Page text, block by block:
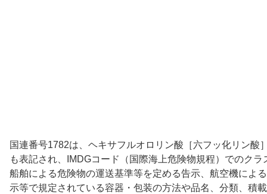
国連番号1782は、ヘキサフルオロリン酸［六フッ化リン酸
も表記され、IMDGコード（国際海上危険物規程）でのク
船舶による危険物の運送基準等を定める告示、航空機によ
示等で規定されている容器・包装の方法や品名、分類、積